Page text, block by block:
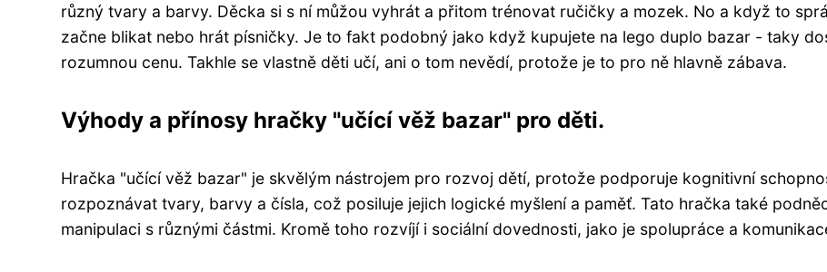
různý tvary a barvy. Děcka si s ní můžou vyhrát a přitom trénovat ručičky a mozek. No a když to
začne blikat nebo hrát písničky. Je to fakt podobný jako když kupujete na lego duplo bazar - taky
rozumnou cenu. Takhle se vlastně děti učí, ani o tom nevědí, protože je to pro ně hlavně zábava.
Výhody a přínosy hračky "učící věž bazar" pro děti.
Hračka "učící věž bazar" je skvělým nástrojem pro rozvoj dětí, protože podporuje kognitivní
rozpoznávat tvary, barvy a čísla, což posiluje jejich logické myšlení a paměť. Tato hračka také
manipulaci s různými částmi. Kromě toho rozvíjí i sociální dovednosti, jako je spolupráce a